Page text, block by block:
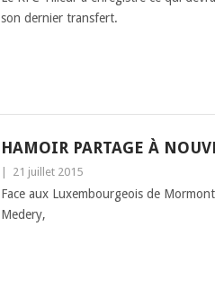
son dernier transfert.
HAMOIR PARTAGE À
21 juillet 2015
Face aux Luxembourgeois de
Medery,